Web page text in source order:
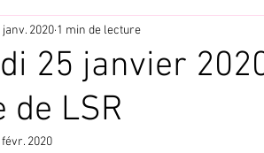
25 janvier
de LSR
janv. 2020 1 min de lecture
févr. 2020